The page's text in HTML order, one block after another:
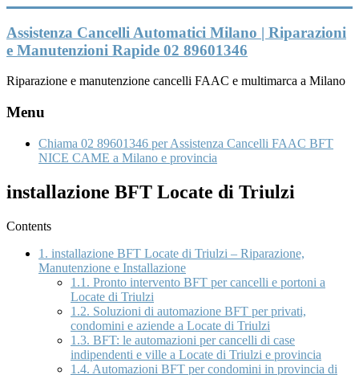
al
contenuto
Assistenza Cancelli Automatici Milano | Riparazioni
e Manutenzioni Rapide 02 89601346
Riparazione e manutenzione cancelli FAAC e multimarca a Milano
Menu
Chiama 02 89601346 per Assistenza Cancelli FAAC BFT
NICE CAME a Milano e provincia
installazione BFT Locate di Triulzi
Contents
1. installazione BFT Locate di Triulzi – Riparazione,
Manutenzione e Installazione
1.1. Pronto intervento BFT per cancelli e portoni a
Locate di Triulzi
1.2. Soluzioni di automazione BFT per privati,
condomini e aziende a Locate di Triulzi
1.3. BFT: le automazioni per cancelli di case
indipendenti e ville a Locate di Triulzi e provincia
1.4. Automazioni BFT per condomini in provincia di